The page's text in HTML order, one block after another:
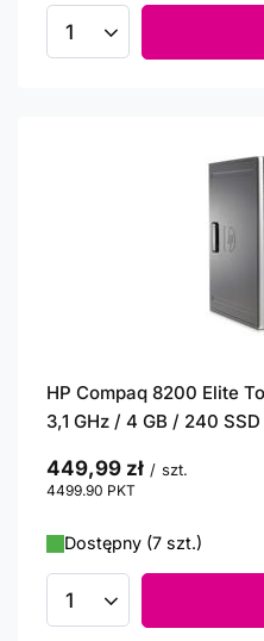
Ilość produktów
HP Compaq 8200 Elite
3,1 GHz / 4 GB / 240
449,99 zł / szt.
4499.90 PKT
Dostępny (7 szt.)
Ilość produktów